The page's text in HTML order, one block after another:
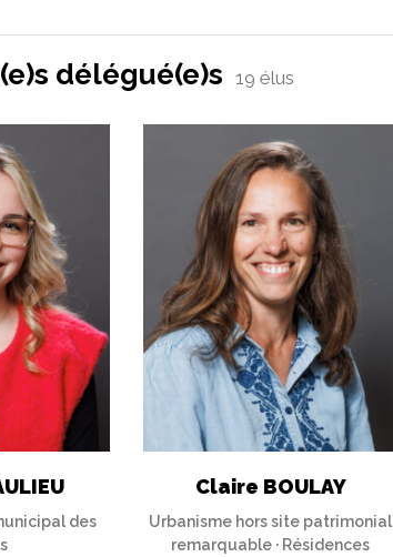
délégué(e)s 19 élus
des
Claire BOULAY
Urbanisme hors site patrimonial
remarquable · Résidences